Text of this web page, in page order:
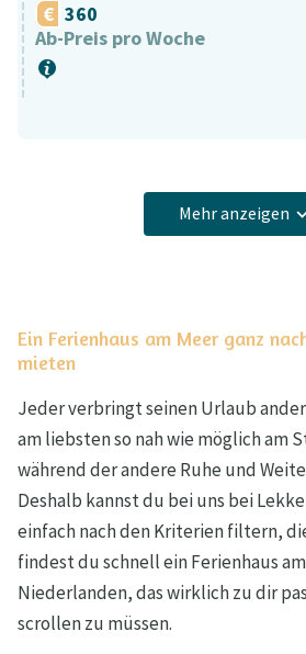
360
Ab-Preis pro Woche
Mehr anzeigen
Ein Ferienhaus am Meer ganz
mieten
Jeder verbringt seinen Urlaub
am liebsten so nah wie möglich am
während der andere Ruhe und
Deshalb kannst du bei uns bei
einfach nach den Kriterien filtern,
findest du schnell ein Ferienhaus
Niederlanden, das wirklich zu dir
scrollen zu müssen.